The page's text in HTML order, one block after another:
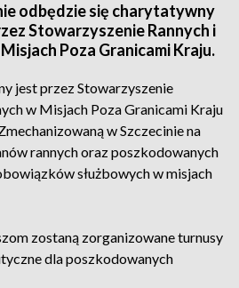
odbędzie się charytatywny
Stowarzyszenie Rannych i
Poza Granicami Kraju.
jest przez Stowarzyszenie
w Misjach Poza Granicami Kraju
w Szczecinie na
rannych oraz poszkodowanych
służbowych w misjach
zostaną zorganizowane turnusy
dla poszkodowanych